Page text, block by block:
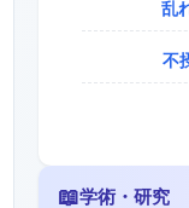
乱
不
📖学術・研究